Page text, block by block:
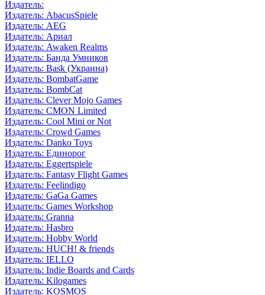
Издатель:
Издатель: AbacusSpiele
Издатель: AEG
Издатель: Ариал
Издатель: Awaken Realms
Издатель: Банда Умников
Издатель: Bask (Украина)
Издатель: BombatGame
Издатель: BombCat
Издатель: Clever Mojo Games
Издатель: CMON Limited
Издатель: Cool Mini or Not
Издатель: Crowd Games
Издатель: Danko Toys
Издатель: Единорог
Издатель: Eggertspiele
Издатель: Fantasy Flight Games
Издатель: Feelindigo
Издатель: GaGa Games
Издатель: Games Workshop
Издатель: Granna
Издатель: Hasbro
Издатель: Hobby World
Издатель: HUCH! & friends
Издатель: IELLO
Издатель: Indie Boards and Cards
Издатель: Kilogames
Издатель: KOSMOS